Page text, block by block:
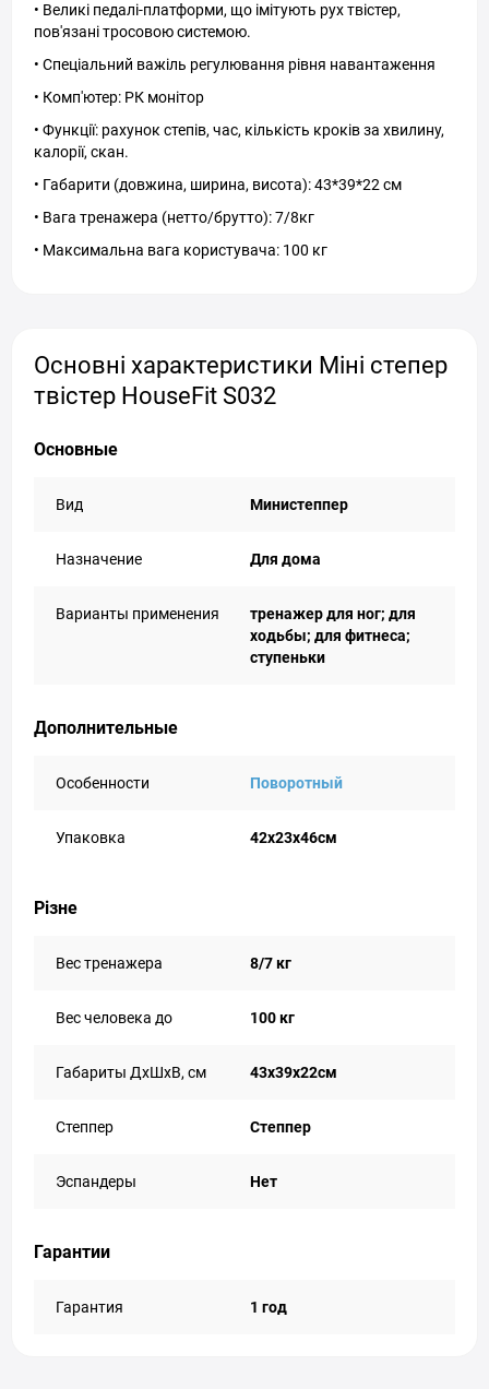
• Великі педалі-платформи, що імітують рух твістер,
пов'язані тросовою системою.
• Спеціальний важіль регулювання рівня навантаження
• Комп'ютер: РК монітор
• Функції: рахунок степів, час, кількість кроків за хвилину,
калорії, скан.
• Габарити (довжина, ширина, висота): 43*39*22 см
• Вага тренажера (нетто/брутто): 7/8кг
• Максимальна вага користувача: 100 кг
Основні характеристики Міні степер
твістер HouseFit S032
Основные
Вид Министеппер
Назначение Для дома
Варианты применения
тренажер для ног; для
ходьбы; для фитнеса;
ступеньки
Дополнительные
Особенности Поворотный
Упаковка 42х23х46см
Різне
Вес тренажера 8/7 кг
Вес человека до 100 кг
Габариты ДхШхВ, см 43х39х22см
Степпер Степпер
Эспандеры Нет
Гарантии
Гарантия 1 год